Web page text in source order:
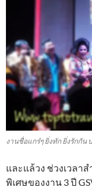
งานชื่อแกร๋ๆ ยิ่งทัก ยิ่งรักกัน
และแล้วง ช่วงเวลา
พิเศษของงาน 3 ปี